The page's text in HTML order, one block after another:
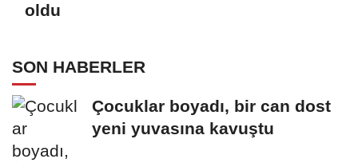
oldu
SON HABERLER
Çocuklar boyadı, bir can dost
yeni yuvasına kavuştu